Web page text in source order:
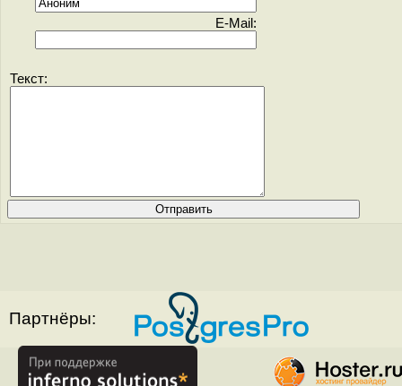
E-Mail:
Текст:
Партнёры: